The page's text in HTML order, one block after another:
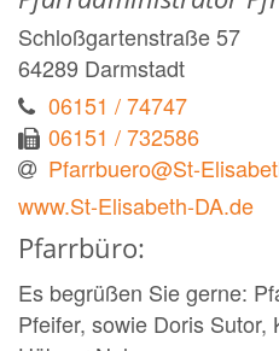
Schloßgartenstraße 57
64289 Darmstadt
06151 / 74747
06151 / 732586
Pfarrbuero@St-
www.St-Elisabeth-DA.de
Pfarrbüro:
Es begrüßen Sie gerne:
Pfeifer, sowie Doris Sutor,